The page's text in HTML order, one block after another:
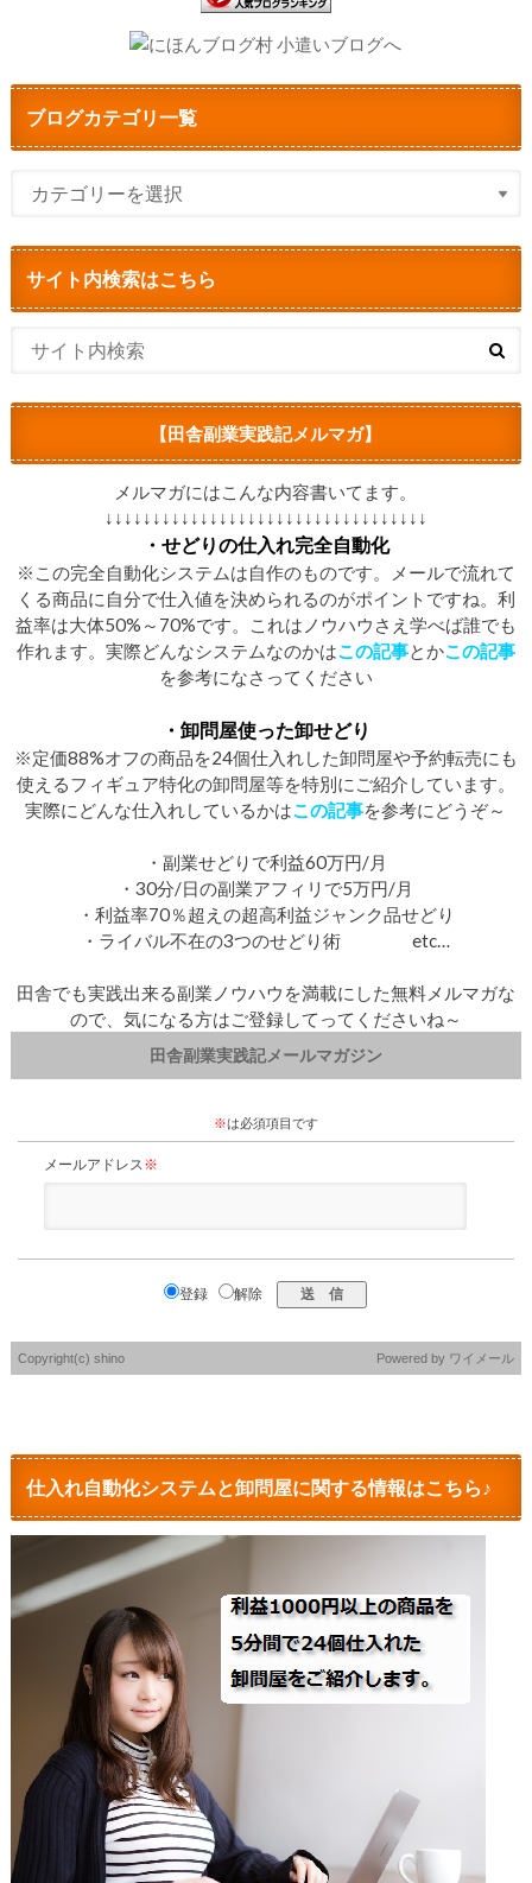
ブログカテゴリ一覧
サイト内検索はこちら
【田舎副業実践記メルマガ】
メルマガにはこんな内容書いてます。
↓↓↓↓↓↓↓↓↓↓↓↓↓↓↓↓↓↓↓↓↓↓↓↓↓↓↓↓↓↓↓↓↓↓
・せどりの仕入れ完全自動化
※この完全自動化システムは自作のものです。メールで流れて
くる商品に自分で仕入値を決められるのがポイントですね。利
益率は大体50%～70%です。これはノウハウさえ学べば誰でも
作れます。実際どんなシステムなのかはこの記事とかこの記事
を参考になさってください
・卸問屋使った卸せどり
※定価88%オフの商品を24個仕入れした卸問屋や予約転売にも
使えるフィギュア特化の卸問屋等を特別にご紹介しています。
実際にどんな仕入れしているかはこの記事を参考にどうぞ～
・副業せどりで利益60万円/月
・30分/日の副業アフィリで5万円/月
・利益率70％超えの超高利益ジャンク品せどり
・ライバル不在の3つのせどり術 etc…
田舎でも実践出来る副業ノウハウを満載にした無料メルマガな
ので、気になる方はご登録してってくださいね～
田舎副業実践記メールマガジン
※は必須項目です
メールアドレス※
登録 解除
Copyright(c) shino Powered by ワイメール
仕入れ自動化システムと卸問屋に関する情報はこちら♪